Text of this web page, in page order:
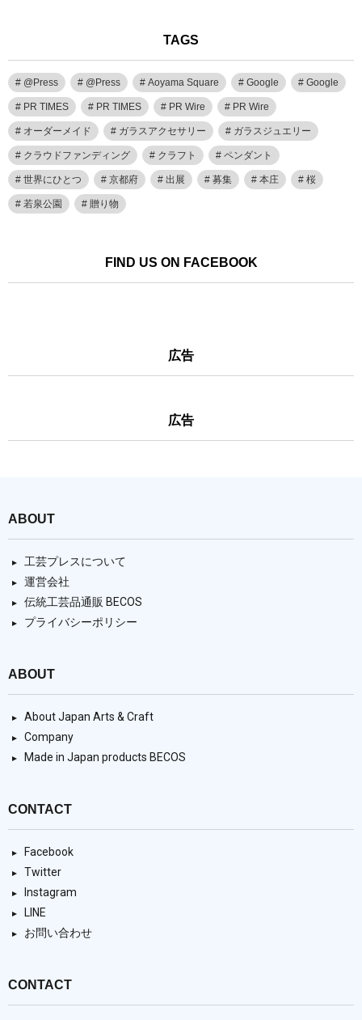
TAGS
@Press @Press Aoyama Square Google Google
PR TIMES PR TIMES PR Wire PR Wire
オーダーメイド ガラスアクセサリー ガラスジュエリー
クラウドファンディング クラフト ペンダント
世界にひとつ 京都府 出展 募集 本庄 桜
若泉公園 贈り物
FIND US ON FACEBOOK
広告
広告
ABOUT
工芸プレスについて
運営会社
伝統工芸品通販 BECOS
プライバシーポリシー
ABOUT
About Japan Arts & Craft
Company
Made in Japan products BECOS
CONTACT
Facebook
Twitter
Instagram
LINE
お問い合わせ
CONTACT